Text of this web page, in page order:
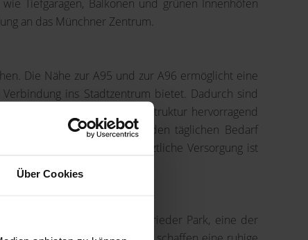
Über Cookies
Tiefgaragen, Balkonen und grünen Innenhöfen
an das Münchner Zentrum.
Die Nähe zur A95 und zur A96 ermöglicht eine
ins Stadtzentrum bietet. Dadurch sind
des Stadtteils ist die Infrastruktur hervorragend
und Fachgeschäfte, die den täglichen Bedarf
attraktiv macht. Die ärztliche Versorgung ist
bietet. Der Fürstenrieder Park, eine der